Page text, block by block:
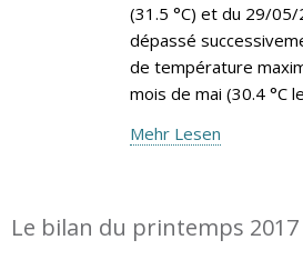
(31.5 °C) et du 29/
dépassé
de température
mois de mai (30.4 °C
Mehr Lesen
Le bilan du printemps